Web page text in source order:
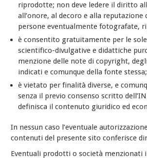
riprodotte; non deve ledere il diritto
all’onore, al decoro e alla reputazione
persone eventualmente fotografate,
è consentito gratuitamente per le
scientifico-divulgative e didattiche
menzione delle note di copyright,
indicati e comunque della fonte stessa;
è vietato per finalità diverse, e
senza il previo consenso scritto
definisca il contenuto giuridico ed
In nessun caso l’eventuale
contenuti del presente sito conferisce
Eventuali prodotti o società menzionati